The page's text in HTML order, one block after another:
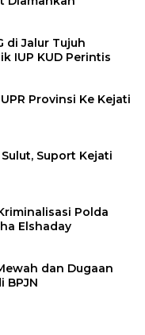
di Jalur Tujuh
IUP KUD Perintis
Provinsi Ke Kejati
Suport Kejati
Polda
Elshaday
dan Dugaan
BPJN